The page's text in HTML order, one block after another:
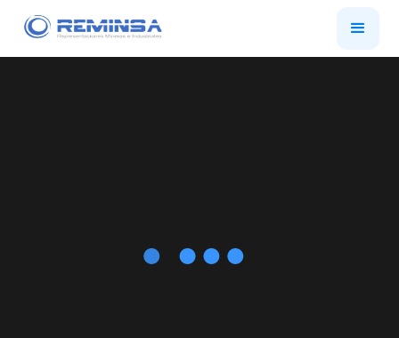
industria minera.